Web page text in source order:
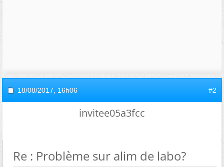
18/08/2017, 16h06 #2
invitee05a3fcc
Re : Problème sur alim de labo?